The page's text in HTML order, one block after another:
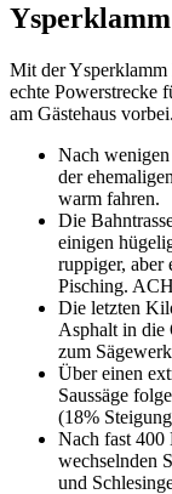
Ysperklamm
Mit der Ysperklamm
echte Powerstrecke
am Gästehaus vorbei.
Nach
der
warm fahren.
Die
einigen
ruppiger,
Pisching.
Die letzten
Asphalt in die
zum
Über einen
Saussäge
(18%
Nach fast 400
wechselnden
und